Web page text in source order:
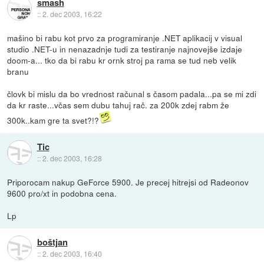
::2. dec 2003, 16:22
mašino bi rabu kot prvo za programiranje .NET aplikacij v visual
studio .NET-u in nenazadnje tudi za testiranje najnovejše izdaje
doom-a... tko da bi rabu kr ornk stroj pa rama se tud neb velik
branu
človk bi mislu da bo vrednost računal s časom padala...pa se mi zdi
da kr raste...včas sem dubu tahuj rač. za 200k zdej rabm že
300k..kam gre ta svet?!?
Tic
::2. dec 2003, 16:28
Priporocam nakup GeForce 5900. Je precej hitrejsi od Radeonov
9600 pro/xt in podobna cena.
Lp
boštjan
::2. dec 2003, 16:40